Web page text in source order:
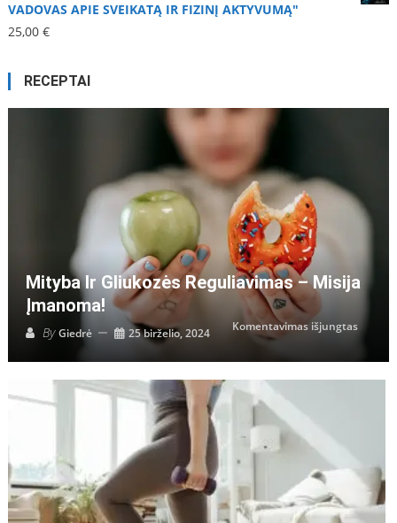
VADOVAS APIE SVEIKATĄ IR FIZINĮ AKTYVUMĄ"
25,00 €
RECEPTAI
Mityba Ir Gliukozės Reguliavimas – Misija
Įmanoma!
ByGiedrė 25 birželio, 2024 Komentavimas išjungtasįraše
–